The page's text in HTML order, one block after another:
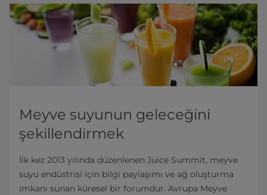
Meyve suyunun geleceğini
şekillendirmek
İlk kez 2013 yılında düzenlenen Juice Summit, meyve
suyu endüstrisi için bilgi paylaşımı ve ağ oluşturma
imkanı sunan küresel bir forumdur. Avrupa Meyve